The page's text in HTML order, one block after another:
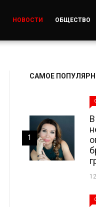
НОВОСТИ ОБЩЕСТВО
САМОЕ
1